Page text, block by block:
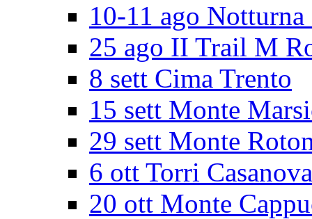
10-11 ago
25 ago II Trail M
8 sett Cima Trento
15 sett Monte
29 sett Monte
6 ott Torri Casanova
20 ott Monte